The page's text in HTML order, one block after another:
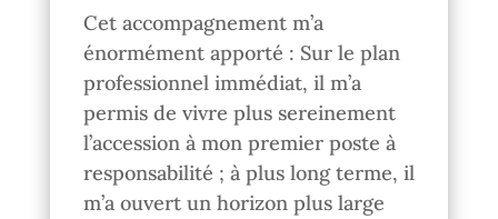
Cet accompagnement m’a
énormément apporté : Sur le plan
professionnel immédiat, il m’a
permis de vivre plus sereinement
l’accession à mon premier poste à
responsabilité ; à plus long terme, il
m’a ouvert un horizon plus large